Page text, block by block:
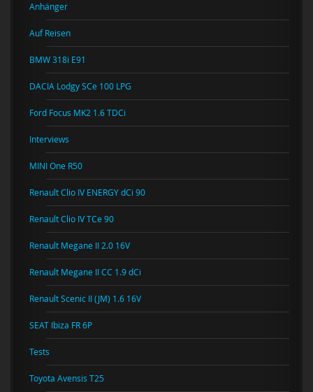
Anhänger
Auf Reisen
BMW 318i E91
DACIA Lodgy SCe 100 LPG
Ford Focus MK2 1.6 TDCi
Interviews
MINI One R50
Renault Clio IV ENERGY dCi 90
Renault Clio IV TCe 90
Renault Megane II 2.0 16V
Renault Megane II CC 1.9 dCi
Renault Scenic II (JM) 1.6 16V
SEAT Ibiza FR 6P
Tests
Toyota Avensis T25